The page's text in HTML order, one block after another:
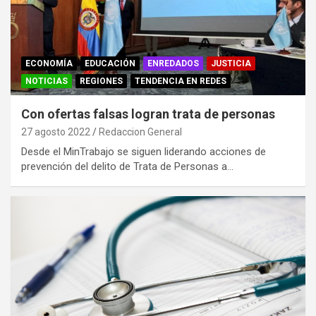
ECONOMÍA EDUCACIÓN ENREDADOS
JUSTICIA
NOTICIAS
REGIONES TENDENCIA EN REDES
Con ofertas falsas logran trata de personas
27 agosto 2022 Redaccion General
Desde el MinTrabajo se siguen liderando acciones de
prevención del delito de Trata de Personas a…